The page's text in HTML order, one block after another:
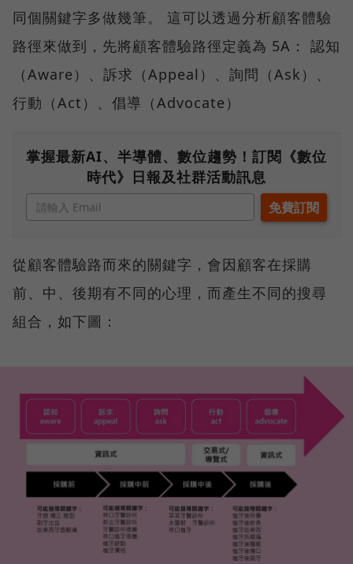
同個關鍵字多做幾筆。 這可以透過分析顧客體驗
路徑來做到，先將顧客體驗路徑定義為 5A： 認知
（Aware）、訴求（Appeal）、詢問（Ask）、
行動（Act）、倡導（Advocate）
掌握最新AI、半導體、數位趨勢！訂閱《數位
時代》日報及社群活動訊息
從顧客體驗路而來的關鍵字，會因顧客在採購
前、中、後期有不同的心理，而產生不同的搜尋
組合，如下圖：